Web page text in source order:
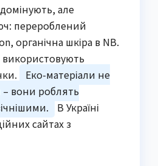
але
перероблений
органічна шкіра в NB.
Еко-матеріали не
вони роблять
В Україні
сайтах з